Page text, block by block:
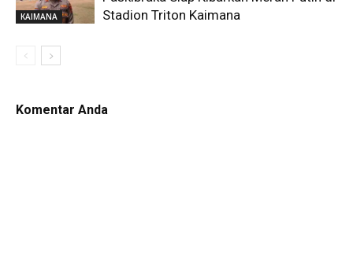
KAIMANA
Stadion Triton Kaimana
Komentar Anda